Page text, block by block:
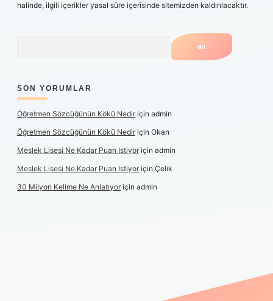
halinde, ilgili içerikler yasal süre içerisinde sitemizden kaldırılacaktır.
SON YORUMLAR
Öğretmen Sözcüğünün Kökü Nediriçin admin
Öğretmen Sözcüğünün Kökü Nediriçin Okan
Meslek Lisesi Ne Kadar Puan Istiyoriçin admin
Meslek Lisesi Ne Kadar Puan Istiyoriçin Çelik
30 Milyon Kelime Ne Anlatıyoriçin admin
elexbetgiris.org